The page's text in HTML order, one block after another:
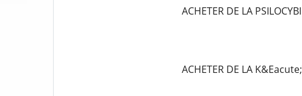
ACHETER DE LA
ACHETER DE LA